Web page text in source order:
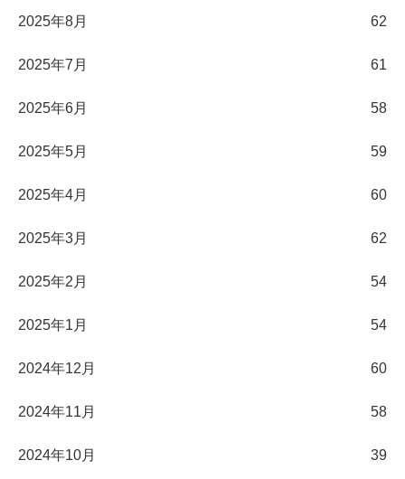
2025年8月 62
2025年7月 61
2025年6月 58
2025年5月 59
2025年4月 60
2025年3月 62
2025年2月 54
2025年1月 54
2024年12月 60
2024年11月 58
2024年10月 39